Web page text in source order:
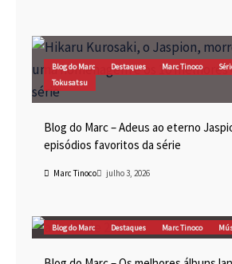
Blog do Marc Destaques Marc Tinoco
Tokusatsu
Blog do Marc – Adeus ao eterno
episódios favoritos da série
Marc Tinoco julho 3, 2026
Blog do Marc Destaques Marc Tinoco